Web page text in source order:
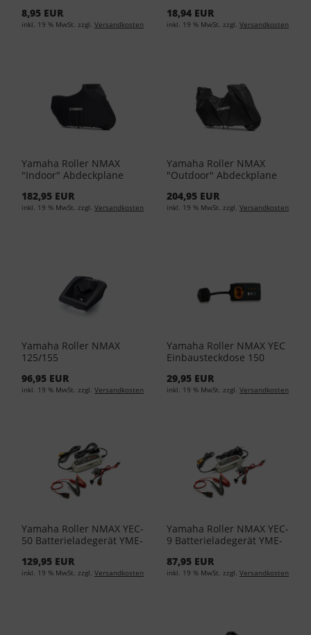
8,95 EUR
inkl. 19 % MwSt. zzgl. Versandkosten
18,94 EUR
inkl. 19 % MwSt. zzgl. Versandkosten
Yamaha Roller NMAX
"Indoor" Abdeckplane
182,95 EUR
inkl. 19 % MwSt. zzgl. Versandkosten
Yamaha Roller NMAX
"Outdoor" Abdeckplane
204,95 EUR
inkl. 19 % MwSt. zzgl. Versandkosten
Yamaha Roller NMAX
125/155
F81A0-00-00
96,95 EUR
inkl. 19 % MwSt. zzgl. Versandkosten
Yamaha Roller NMAX YEC
Einbausteckdose 150
29,95 EUR
inkl. 19 % MwSt. zzgl. Versandkosten
Yamaha Roller NMAX YEC-
50 Batterieladegerät YME-
129,95 EUR
inkl. 19 % MwSt. zzgl. Versandkosten
Yamaha Roller NMAX YEC-
9 Batterieladegerät YME-
87,95 EUR
inkl. 19 % MwSt. zzgl. Versandkosten